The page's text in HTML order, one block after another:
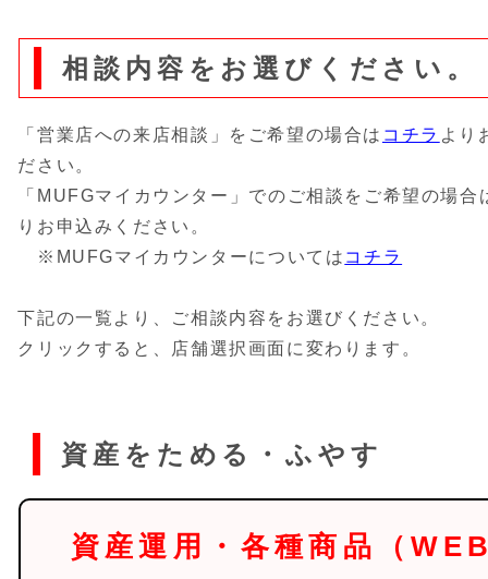
相談内容をお選びください。
「営業店への来店相談」をご希望の場合は コチラ より
ださい。
「MUFGマイカウンター」でのご相談をご希望の場合
りお申込みください。
※MUFGマイカウンターについては コチラ
下記の一覧より、ご相談内容をお選びください。
クリックすると、店舗選択画面に変わります。
資産をためる・ふやす
資産運用・各種商品（